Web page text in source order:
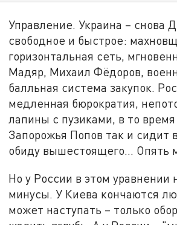
Управление. Украина – снова
свободное и быстрое:
горизонтальная сеть,
Мадяр, Михаил Фёдоров,
балльная система закупок.
медленная бюрократия,
лапины с пузиками, в то
Запорожья Попов так и сидит
обиду вышестоящего… Опять
Но у России в этом уравнении
минусы. У Киева кончаются
может наступать – только